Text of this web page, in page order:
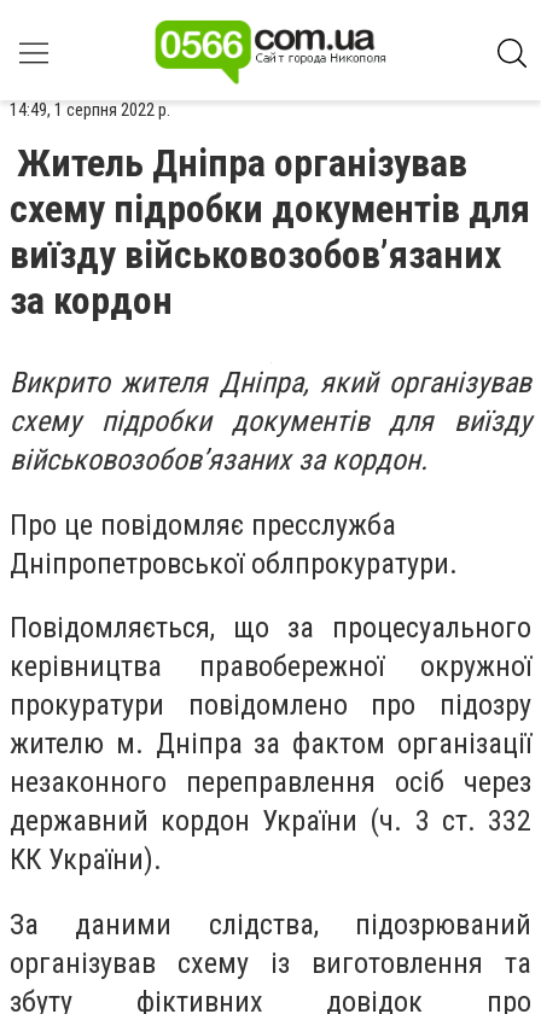
14:49, 1 серпня 2022 р.
Житель Дніпра організував
схему підробки документів для
виїзду військовозобов’язаних
за кордон
Викрито жителя Дніпра, який організував
схему підробки документів для виїзду
військовозобов’язаних за кордон.
Про це повідомляє пресслужба
Дніпропетровської облпрокуратури.
Повідомляється, що за процесуального
керівництва правобережної окружної
прокуратури повідомлено про підозру
жителю м. Дніпра за фактом організації
незаконного переправлення осіб через
державний кордон України (ч. 3 ст. 332
КК України).
За даними слідства, підозрюваний
організував схему із виготовлення та
збуту фіктивних довідок про